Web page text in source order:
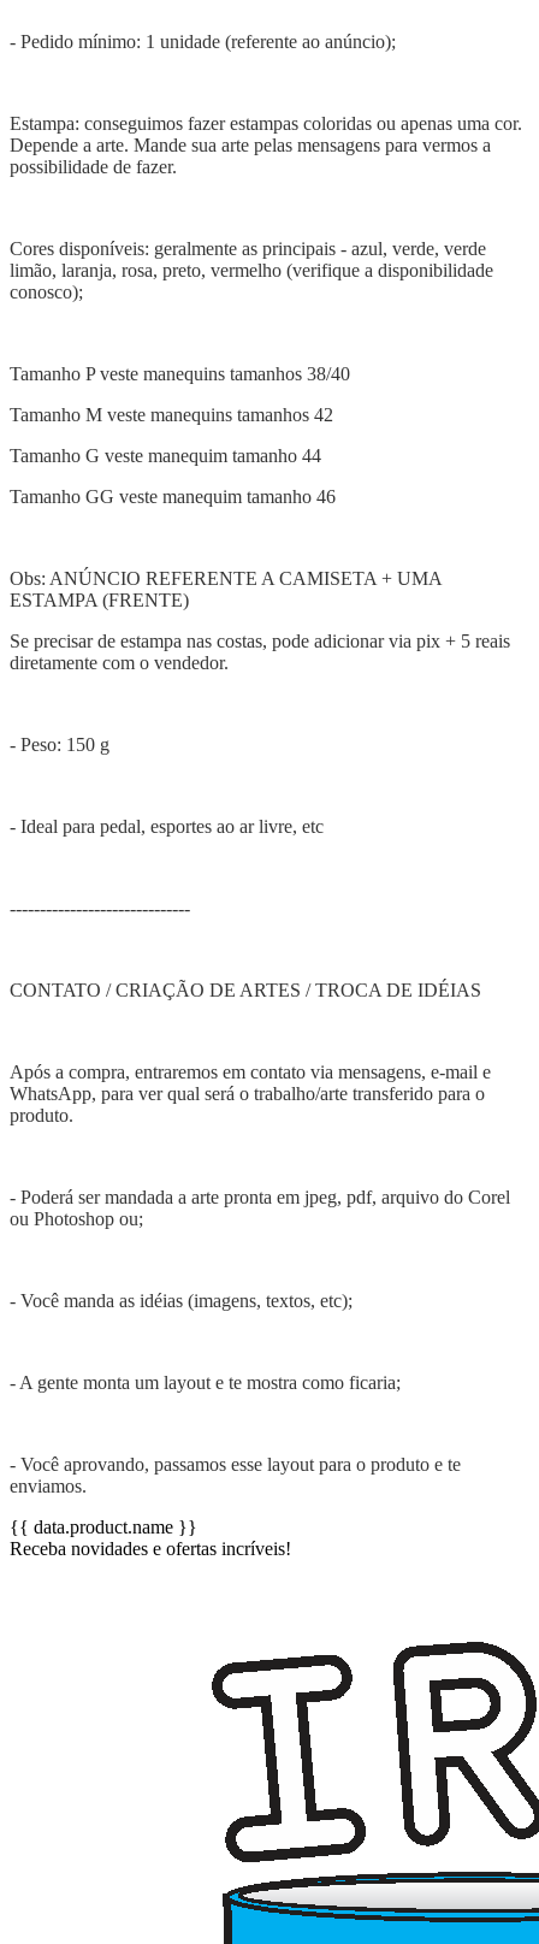
- Pedido mínimo: 1 unidade (referente ao anúncio);
Estampa: conseguimos fazer estampas coloridas ou apenas uma cor.
Depende a arte. Mande sua arte pelas mensagens para vermos a
possibilidade de fazer.
Cores disponíveis: geralmente as principais - azul, verde, verde
limão, laranja, rosa, preto, vermelho (verifique a disponibilidade
conosco);
Tamanho P veste manequins tamanhos 38/40
Tamanho M veste manequins tamanhos 42
Tamanho G veste manequim tamanho 44
Tamanho GG veste manequim tamanho 46
Obs: ANÚNCIO REFERENTE A CAMISETA + UMA
ESTAMPA (FRENTE)
Se precisar de estampa nas costas, pode adicionar via pix + 5 reais
diretamente com o vendedor.
- Peso: 150 g
- Ideal para pedal, esportes ao ar livre, etc
------------------------------
CONTATO / CRIAÇÃO DE ARTES / TROCA DE IDÉIAS
Após a compra, entraremos em contato via mensagens, e-mail e
WhatsApp, para ver qual será o trabalho/arte transferido para o
produto.
- Poderá ser mandada a arte pronta em jpeg, pdf, arquivo do Corel
ou Photoshop ou;
- Você manda as idéias (imagens, textos, etc);
- A gente monta um layout e te mostra como ficaria;
- Você aprovando, passamos esse layout para o produto e te
enviamos.
{{ data.product.name }}
Receba novidades e ofertas incríveis!